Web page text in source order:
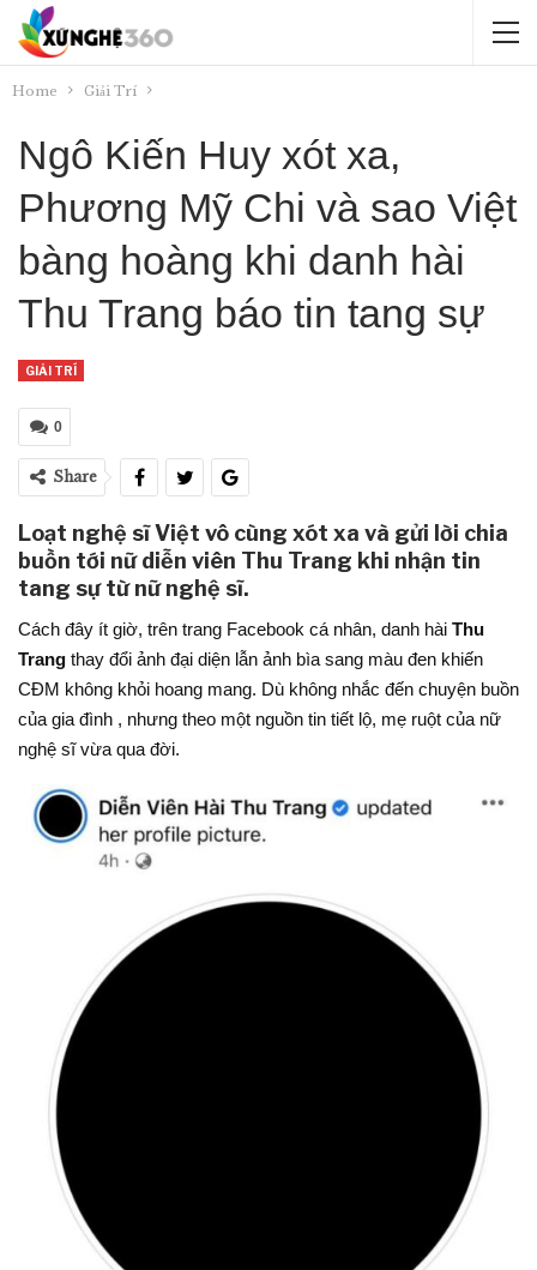
Home Giải Trí
Ngô Kiến Huy xót xa,
Phương Mỹ Chi và sao Việt
bàng hoàng khi danh hài
Thu Trang báo tin tang sự
GIẢI TRÍ
0
Share
Loạt nghệ sĩ Việt vô cùng xót xa và gửi lời chia
buồn tới nữ diễn viên Thu Trang khi nhận tin
tang sự từ nữ nghệ sĩ.
Cách đây ít giờ, trên trang Facebook cá nhân, danh hài Thu
Trang thay đổi ảnh đại diện lẫn ảnh bìa sang màu đen khiến
CĐM không khỏi hoang mang. Dù không nhắc đến chuyện buồn
của gia đình , nhưng theo một nguồn tin tiết lộ, mẹ ruột của nữ
nghệ sĩ vừa qua đời.